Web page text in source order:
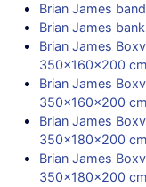
Brian James
Brian James
Brian James
350x160x200
Brian James
350x160x200
Brian James
350x180x200
Brian James
350x180x200